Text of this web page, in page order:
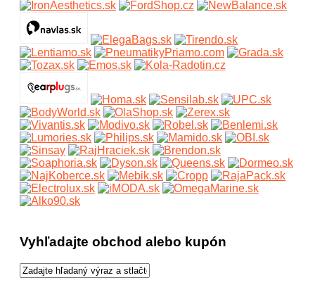
Vyhľadajte obchod alebo kupón